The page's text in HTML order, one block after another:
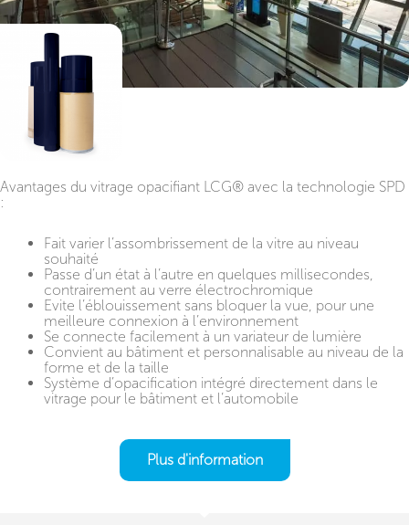
Avantages du vitrage opacifiant LCG® avec la technologie SPD
:
Fait varier l’assombrissement de la vitre au niveau
souhaité
Passe d’un état à l’autre en quelques millisecondes,
contrairement au verre électrochromique
Evite l’éblouissement sans bloquer la vue, pour une
meilleure connexion à l’environnement
Se connecte facilement à un variateur de lumière
Convient au bâtiment et personnalisable au niveau de la
forme et de la taille
Système d’opacification intégré directement dans le
vitrage pour le bâtiment et l’automobile
Plus d'information